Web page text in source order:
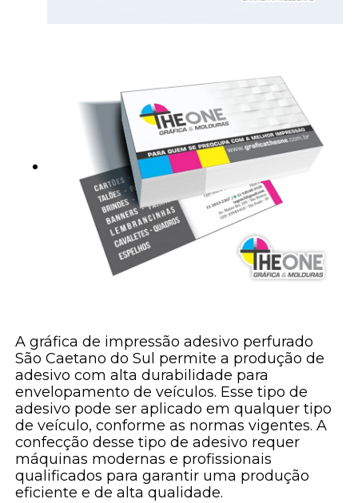
A gráfica de impressão adesivo perfurado
São Caetano do Sul permite a produção de
adesivo com alta durabilidade para
envelopamento de veículos. Esse tipo de
adesivo pode ser aplicado em qualquer tipo
de veículo, conforme as normas vigentes. A
confecção desse tipo de adesivo requer
máquinas modernas e profissionais
qualificados para garantir uma produção
eficiente e de alta qualidade.